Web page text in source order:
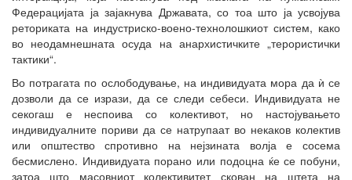
Федерацијата ја зајакнува Државата, со тоа што ја усвојува
реториката на индустриско-воено-технолошкиот систем, како
во неодамнешната осуда на анархистичките „терористички
тактики“.
Во потрагата по ослободување, на индивидуата мора да ѝ се
дозволи да се изрази, да се следи себеси. Индивидуата не
секогаш е неспоива со колективот, но настојувањето
индивидуалните пориви да се натрупаат во некаков колектив
или општество спротивно на нејзината волја е сосема
бесмислено. Индивидуата порано или подоцна ќе се побуни,
затоа што масовниот колективитет скован на штета на